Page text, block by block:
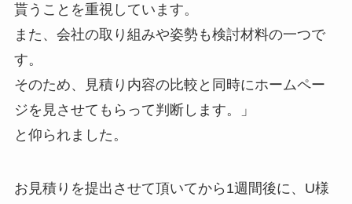
貰うことを重視しています。
また、会社の取り組みや姿勢も検討材料の一つで
す。
そのため、見積り内容の比較と同時にホームペー
ジを見させてもらって判断します。」
と仰られました。
お見積りを提出させて頂いてから1週間後に、U様